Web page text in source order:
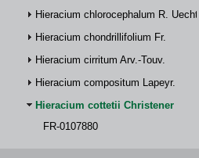
Hieracium chlorocephalum R. Uechtr.
Hieracium chondrillifolium Fr.
Hieracium cirritum Arv.-Touv.
Hieracium compositum Lapeyr.
Hieracium cottetii Christener
FR-0107880